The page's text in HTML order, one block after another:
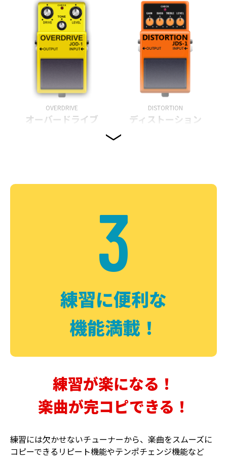
OVERDRIVE
オーバードライブ
DISTORTION
ディストーション
DELAY PHASER
3
練習に便利な
機能満載！
練習が楽になる！
楽曲が完コピできる！
練習には欠かせないチューナーから、楽曲をスムーズに
コピーできるリピート機能やテンポチェンジ機能など